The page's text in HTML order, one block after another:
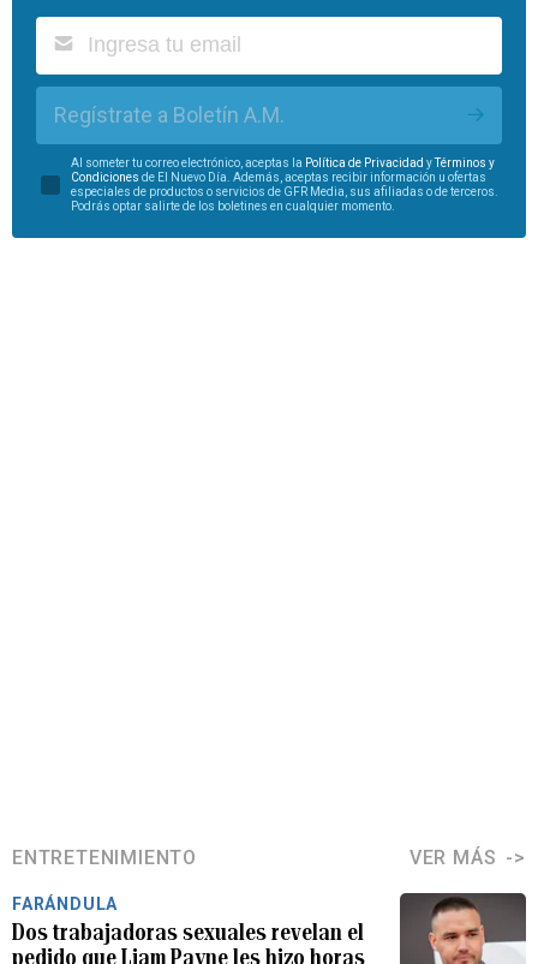
Regístrate a Boletín A.M.
Al someter tu correo electrónico, aceptas la Política de Privacidad yTérminos y
Condiciones de El Nuevo Día. Además, aceptas recibir información u ofertas
especiales de productos o servicios de GFR Media, sus afiliadas o de terceros.
Podrás optar salirte de los boletines en cualquier momento.
ENTRETENIMIENTO VER MÁS
FARÁNDULA
Dos trabajadoras sexuales revelan el
pedido que Liam Payne les hizo horas